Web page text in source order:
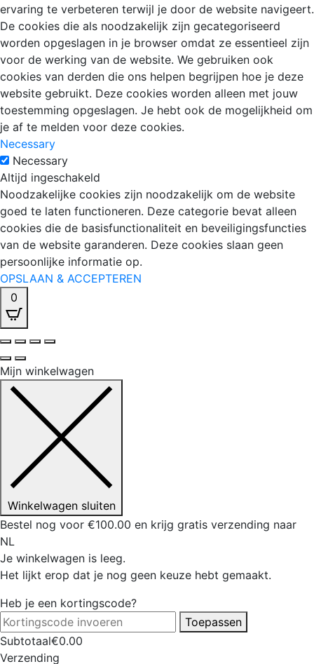
ervaring te verbeteren terwijl je door de website navigeert.
De cookies die als noodzakelijk zijn gecategoriseerd
worden opgeslagen in je browser omdat ze essentieel zijn
voor de werking van de website. We gebruiken ook
cookies van derden die ons helpen begrijpen hoe je deze
website gebruikt. Deze cookies worden alleen met jouw
toestemming opgeslagen. Je hebt ook de mogelijkheid om
je af te melden voor deze cookies.
Necessary
Necessary
Altijd ingeschakeld
Noodzakelijke cookies zijn noodzakelijk om de website
goed te laten functioneren. Deze categorie bevat alleen
cookies die de basisfunctionaliteit en beveiligingsfuncties
van de website garanderen. Deze cookies slaan geen
persoonlijke informatie op.
OPSLAAN & ACCEPTEREN
0
Mijn winkelwagen
Winkelwagen sluiten
Bestel nog voor €100.00 en krijg gratis verzending naar
NL
Je winkelwagen is leeg.
Het lijkt erop dat je nog geen keuze hebt gemaakt.
Heb je een kortingscode?
Toepassen
Subtotaal€0.00
Verzending